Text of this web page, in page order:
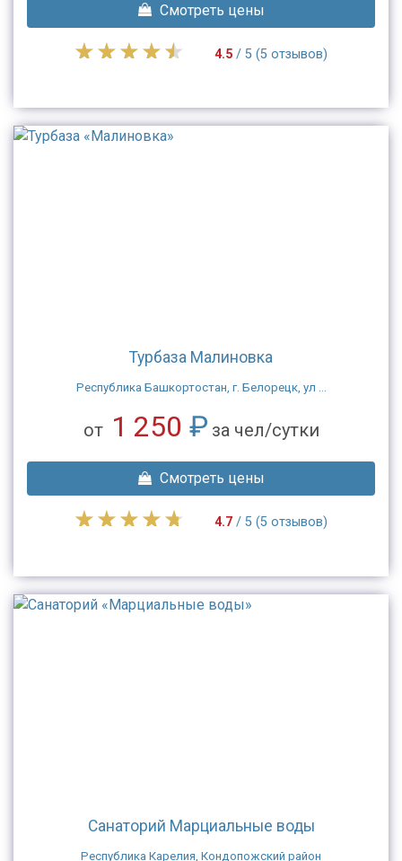
Смотреть цены
4.5/ 5 (5 отзывов)
Турбаза Малиновка
Республика Башкортостан, г. Белорецк, ул ...
от 1 250 ₽ за чел/сутки
Смотреть цены
4.7/ 5 (5 отзывов)
Санаторий Марциальные воды
Республика Карелия, Кондопожский район